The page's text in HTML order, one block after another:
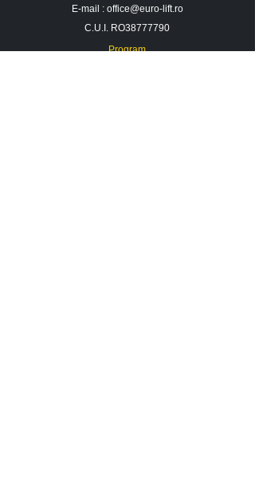
E-mail : office@euro-lift.ro
C.U.I. RO38777790
Program